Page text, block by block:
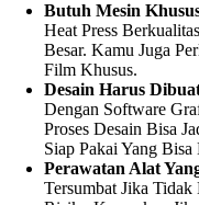
Butuh Mesin
Heat Press
Besar. Kamu Juga
Film Khusus.
Desain Harus
Dengan Software
Proses Desain Bisa
Siap Pakai Yang
Perawatan Alat
Tersumbat Jika Tidak